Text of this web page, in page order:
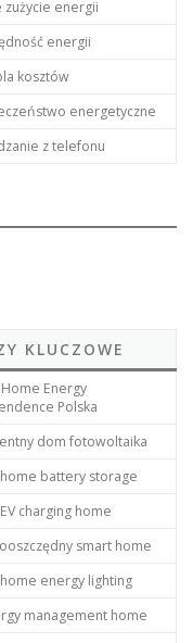
zużycie energii
energii
kosztów
energetyczne
z telefonu
KLUCZOWE
Energy
Polska
dom fotowoltaika
battery storage
charging home
smart home
energy lighting
management home